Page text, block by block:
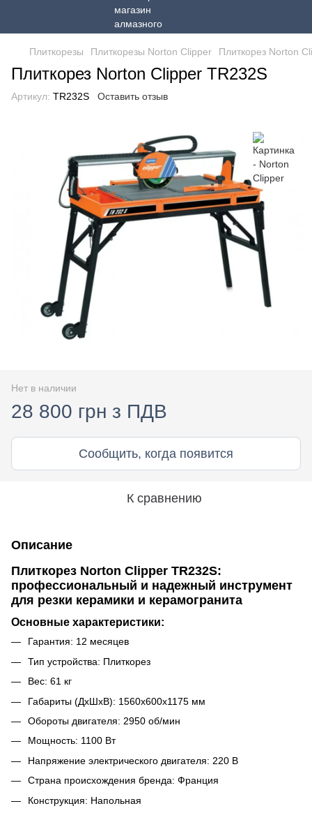
Плиткорезы Плиткорезы Norton Clipper Плиткорез Norton
Плиткорез Norton Clipper TR232S
Артикул: TR232S Оставить отзыв
Нет в наличии
28 800 грн з ПДВ
Сообщить, когда появится
К сравнению
Описание
Плиткорез Norton Clipper TR232S:
профессиональный и надежный инструмент
для резки керамики и керамогранита
Основные характеристики:
Гарантия: 12 месяцев
Тип устройства: Плиткорез
Вес: 61 кг
Габариты (ДхШхВ): 1560х600х1175 мм
Обороты двигателя: 2950 об/мин
Мощность: 1100 Вт
Напряжение электрического двигателя: 220 В
Страна происхождения бренда: Франция
Конструкция: Напольная